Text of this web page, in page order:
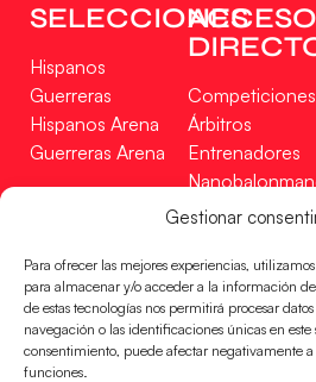
Gestionar
Para ofrecer las mejores experiencias,
para almacenar y/o acceder a la información
de estas tecnologías nos permitirá procesar
navegación o las identificaciones únicas en
consentimiento, puede afectar negativamente a
funciones.
SELECCIONES
Hispanos
Guerreras
Hispanos Arena
Guerreras Arena
ACCESO
Competiciones
Árbitros
Entrenadores
Tienda
Incidencias
CONTACTO
EN